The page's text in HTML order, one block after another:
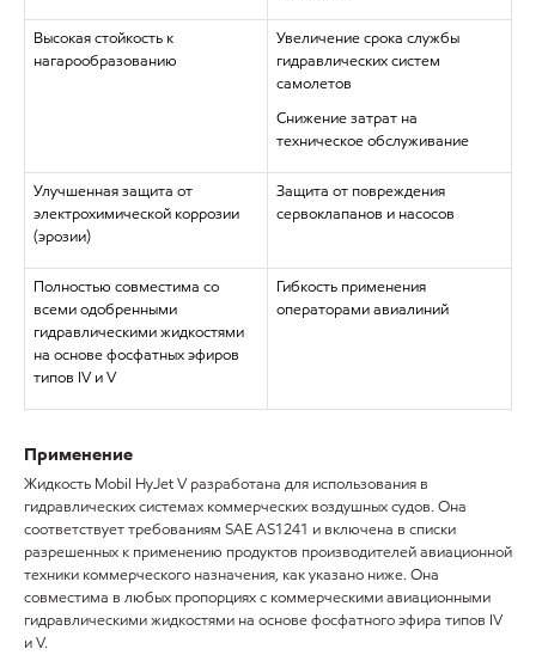
Высокая стойкость к
нагарообразованию
Увеличение срока службы
гидравлических систем
самолетов
Снижение затрат на
техническое обслуживание
Улучшенная защита от
электрохимической коррозии
(эрозии)
Защита от повреждения
сервоклапанов и насосов
Полностью совместима со
всеми одобренными
гидравлическими жидкостями
на основе фосфатных эфиров
типов IV и V
Гибкость применения
операторами авиалиний
Применение
Жидкость Mobil HyJet V разработана для использования в
гидравлических системах коммерческих воздушных судов. Она
соответствует требованиям SAE AS1241 и включена в списки
разрешенных к применению продуктов производителей авиационной
техники коммерческого назначения, как указано ниже. Она
совместима в любых пропорциях с коммерческими авиационными
гидравлическими жидкостями на основе фосфатного эфира типов IV
и V.